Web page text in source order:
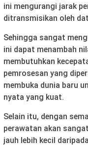
ini mengurangi jarak
ditransmisikan oleh
Sehingga sangat
ini dapat menambah
membutuhkan
pemrosesan yang
membuka dunia baru
nyata yang kuat.
Selain itu, dengan
perawatan akan
jauh lebih kecil